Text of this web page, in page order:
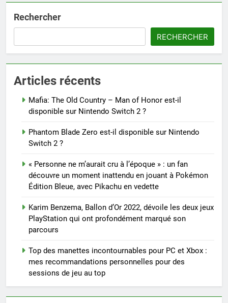
Rechercher
RECHERCHER
Articles récents
Mafia: The Old Country – Man of Honor est-il
disponible sur Nintendo Switch 2 ?
Phantom Blade Zero est-il disponible sur Nintendo
Switch 2 ?
« Personne ne m’aurait cru à l’époque » : un fan
découvre un moment inattendu en jouant à Pokémon
Édition Bleue, avec Pikachu en vedette
Karim Benzema, Ballon d’Or 2022, dévoile les deux jeux
PlayStation qui ont profondément marqué son
parcours
Top des manettes incontournables pour PC et Xbox :
mes recommandations personnelles pour des
sessions de jeu au top